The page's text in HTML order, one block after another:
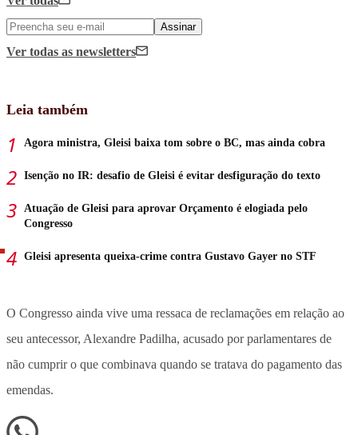
Assinar
Ver todas as newsletters
Leia também
Agora ministra, Gleisi baixa tom sobre o BC, mas ainda cobra
Isenção no IR: desafio de Gleisi é evitar desfiguração do texto
Atuação de Gleisi para aprovar Orçamento é elogiada pelo
Congresso
Gleisi apresenta queixa-crime contra Gustavo Gayer no STF
O Congresso ainda vive uma ressaca de reclamações em relação ao
seu antecessor, Alexandre Padilha, acusado por parlamentares de
não cumprir o que combinava quando se tratava do pagamento das
emendas.